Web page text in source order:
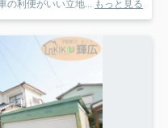
の利便がいい立地...
もっと見る